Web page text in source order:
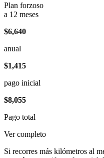
Plan forzoso
a 12 meses
$6,640
anual
$1,415
pago inicial
$8,055
Pago total
Ver completo
Si recorres más kilómetros al